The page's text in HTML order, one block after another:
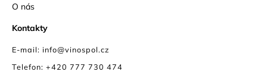
O nás
Kontakty
E-mail: info@vinospol.cz
Telefon: +420 777 730 474